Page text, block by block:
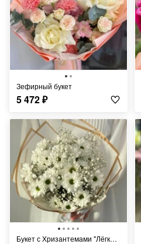
Зефирный букет
5 472₽
Букет с Хризантемами "Лёгкий Ветерок"